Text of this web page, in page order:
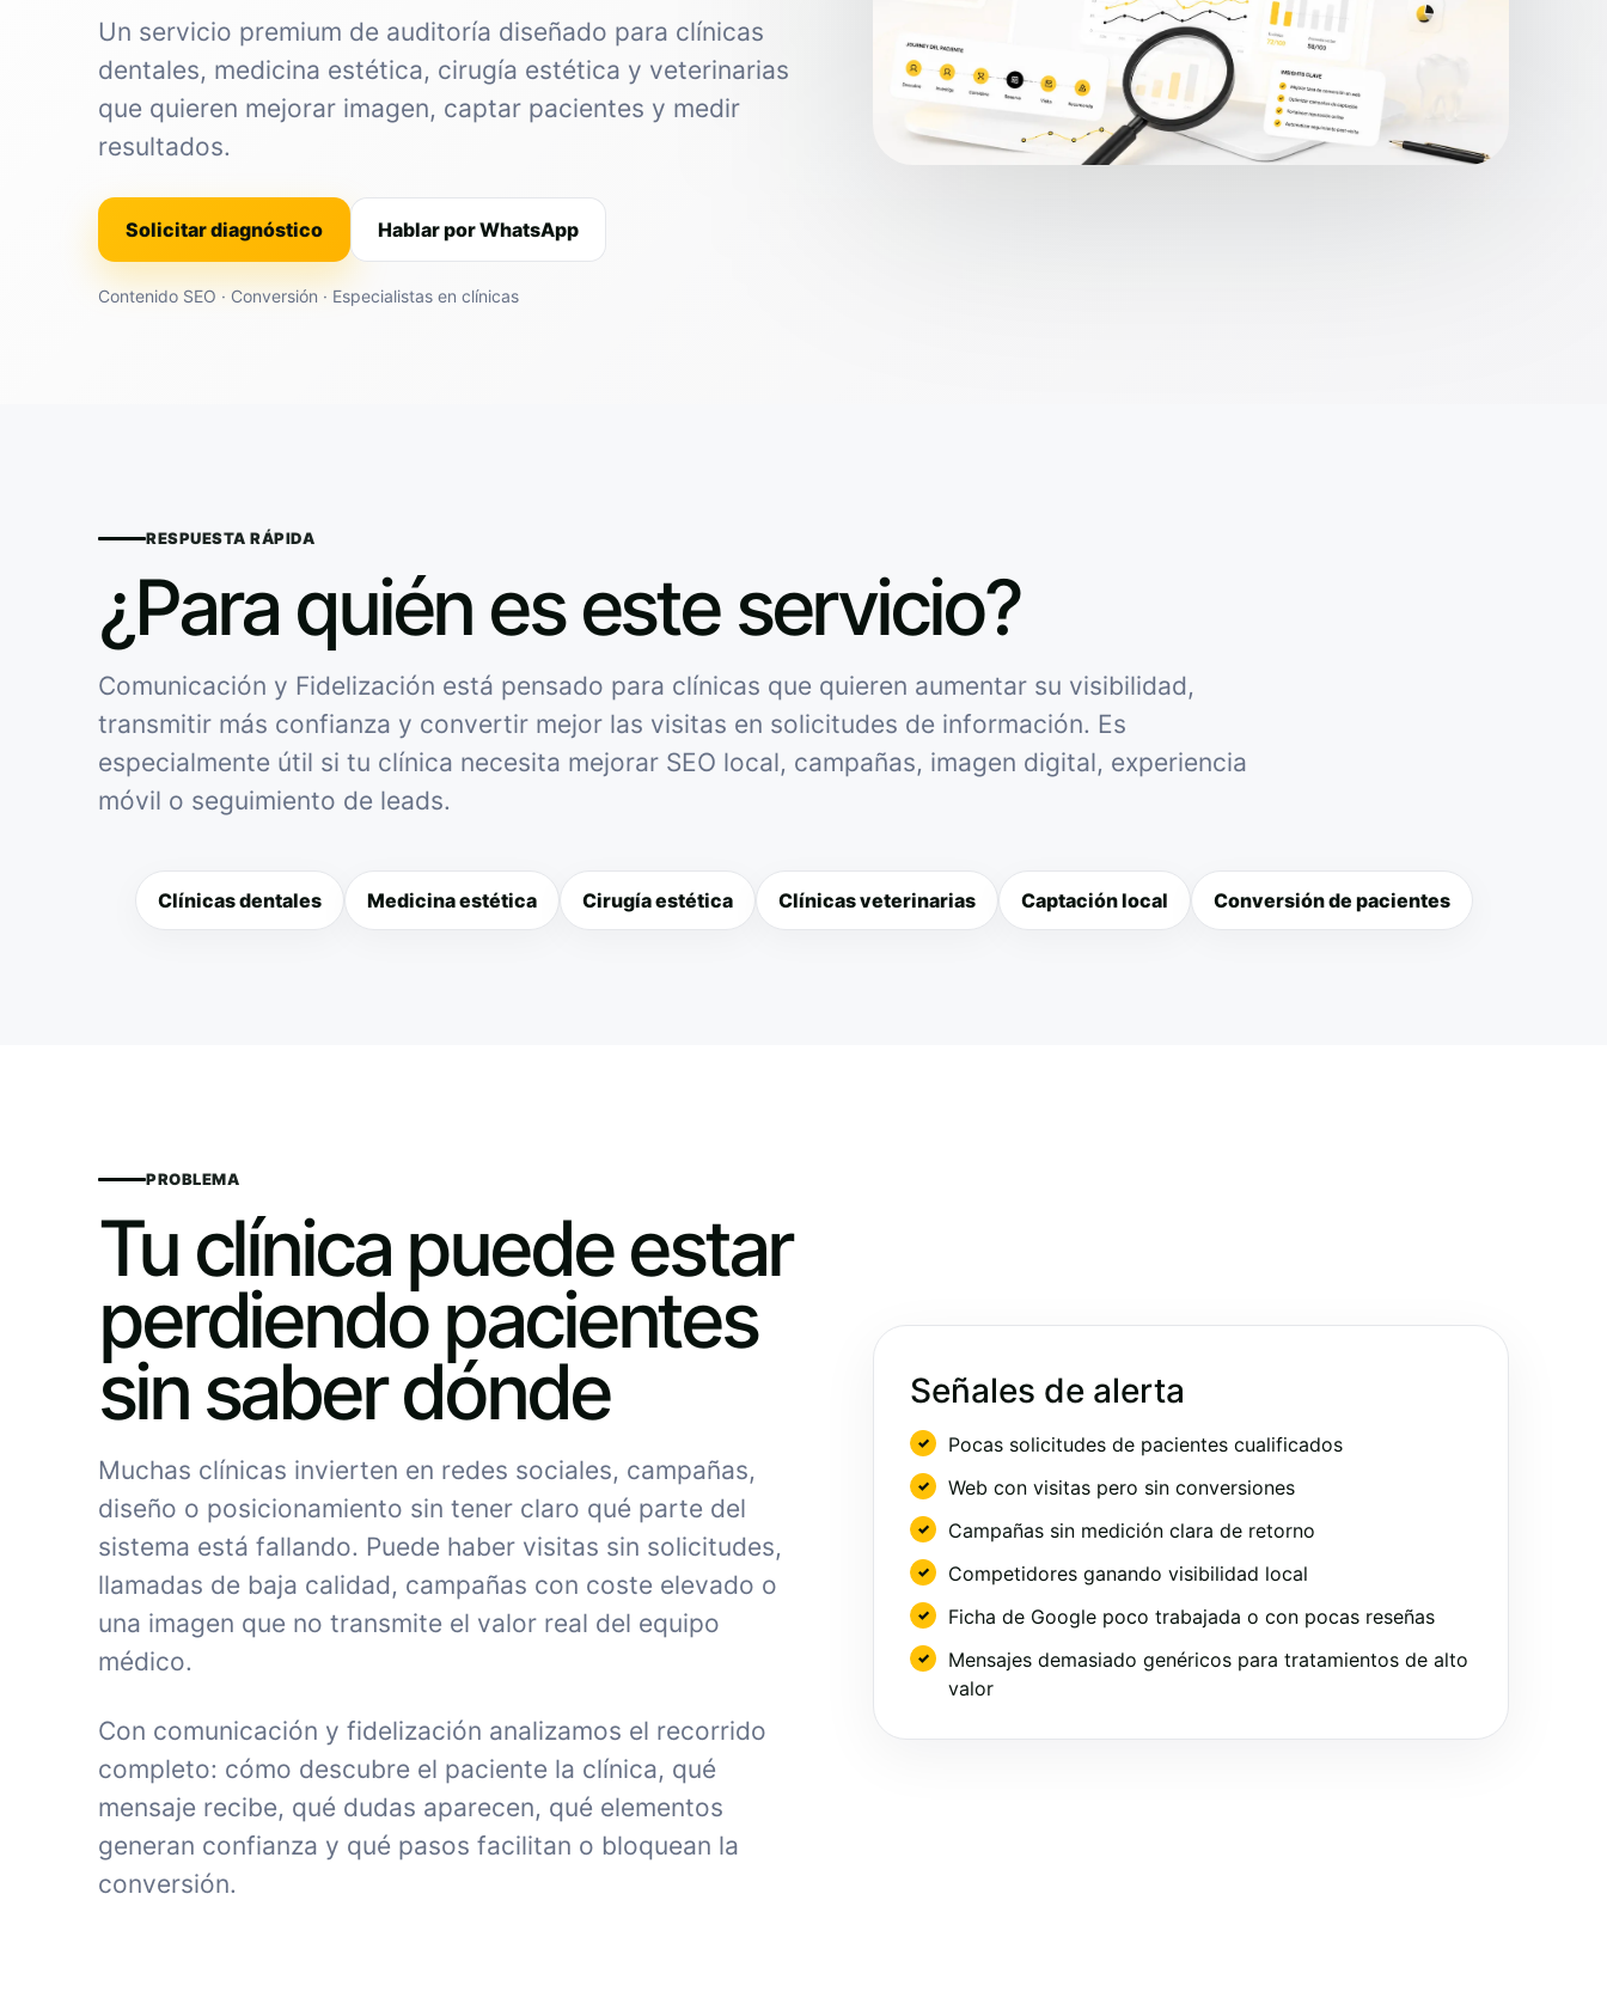
Un servicio premium de auditoría diseñado para clínicas
dentales, medicina estética, cirugía estética y veterinarias
que quieren mejorar imagen, captar pacientes y medir
resultados.
Solicitar diagnóstico Hablar por WhatsApp
Contenido SEO · Conversión · Especialistas en clínicas
RESPUESTA RÁPIDA
¿Para quién es este servicio?
Comunicación y Fidelización está pensado para clínicas que quieren aumentar su visibilidad,
transmitir más confianza y convertir mejor las visitas en solicitudes de información. Es
especialmente útil si tu clínica necesita mejorar SEO local, campañas, imagen digital, experiencia
móvil o seguimiento de leads.
Clínicas dentales Medicina estética Cirugía estética Clínicas veterinarias Captación local Conversión de pacientes
PROBLEMA
Tu clínica puede estar
perdiendo pacientes
sin saber dónde
Muchas clínicas invierten en redes sociales, campañas,
diseño o posicionamiento sin tener claro qué parte del
sistema está fallando. Puede haber visitas sin solicitudes,
llamadas de baja calidad, campañas con coste elevado o
una imagen que no transmite el valor real del equipo
médico.
Con comunicación y fidelización analizamos el recorrido
completo: cómo descubre el paciente la clínica, qué
mensaje recibe, qué dudas aparecen, qué elementos
generan confianza y qué pasos facilitan o bloquean la
conversión.
Señales de alerta
Pocas solicitudes de pacientes cualificados
Web con visitas pero sin conversiones
Campañas sin medición clara de retorno
Competidores ganando visibilidad local
Ficha de Google poco trabajada o con pocas reseñas
Mensajes demasiado genéricos para tratamientos de alto
valor